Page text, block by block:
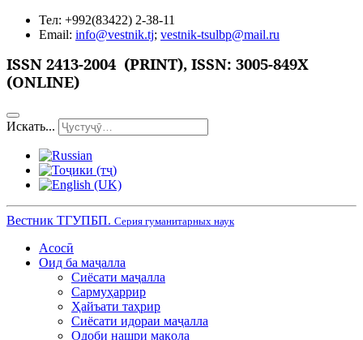
Тел: +992(83422) 2-38-11
Email: info@vestnik.tj; vestnik-tsulbp@mail.ru
ISSN 2413-2004 (PRINT), ISSN: 3005-849X
(ONLINE)
Искать...
Вестник ТГУПБП. Серия гуманитарных наук
Асосӣ
Оид ба маҷалла
Сиёсати маҷалла
Сармуҳаррир
Ҳайъати таҳрир
Сиёсати идораи маҷалла
Одоби нашри мақола